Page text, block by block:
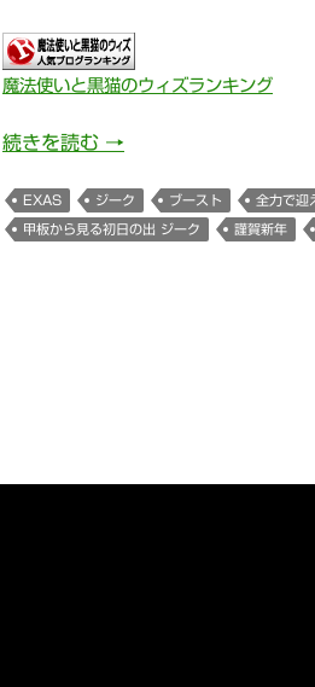
魔法使いと黒猫のウィズランキング
続きを読む 払暁の空賊記 ジーク
→
EXAS ジーク ブースト 全力で迎
甲板から見る初日の出 ジーク 謹賀新年